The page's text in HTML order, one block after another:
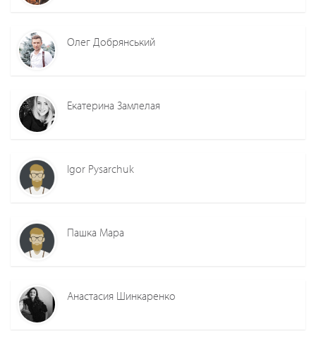
Олег Добрянський
Екатерина Замлелая
Igor Pysarchuk
Пашка Мара
Анастасия Шинкаренко